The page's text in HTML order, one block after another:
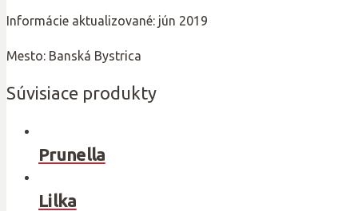
Informácie aktualizované: jún 2019
Mesto: Banská Bystrica
Súvisiace produkty
Prunella
Lilka